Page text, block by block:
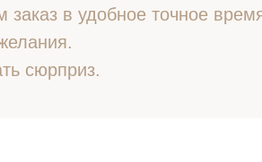
заказ в удобное точное
сюрприз.